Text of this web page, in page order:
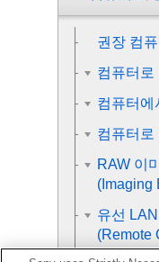
권장 컴
컴퓨터로
컴퓨터에
컴퓨터로
RAW 이
(Imaging
유선
(Remote